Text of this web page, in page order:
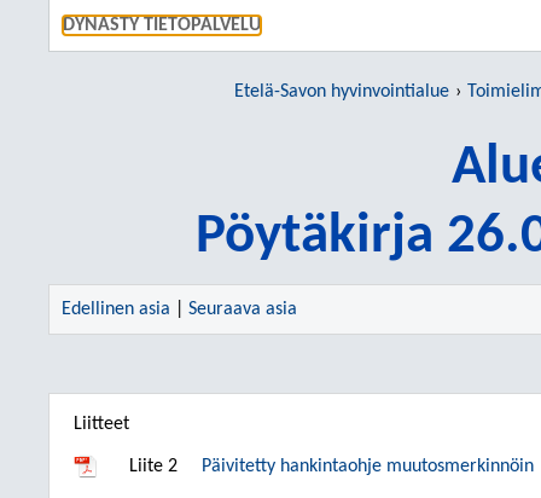
DYNASTY TIETOPALVELU
Etelä-Savon hyvinvointialue
Pöytäkirja
Edellinen asia Seuraava asia
Liitteet
Liite 2 Päivitetty hankintaohje muutosmerkinnöin